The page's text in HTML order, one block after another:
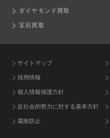
ダイヤモンド買取
宝石買取
サイトマップ
採用情報
個人情報保護方針
反社会的勢力に対する基本方針
腐敗防止